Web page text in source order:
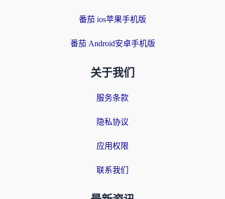
番茄 ios苹果手机版
番茄 Android安卓手机版
关于我们
服务条款
隐私协议
应用权限
联系我们